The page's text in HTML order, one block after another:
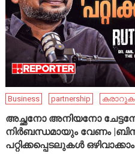
Business partnership
അച്ഛനോ അനിയനോ
നിർബന്ധമായും വേണം
പറ്റിക്കപ്പെടലുകൾ